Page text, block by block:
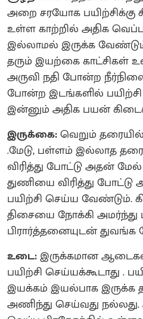
அறை சரயோக பயிற்சிக்கு
உள்ள காற்றில் அதிக
இல்லாமல் இருக்க
தரும் இயற்கை காட்சிகள்
அருவி நதி போன்ற
போன்ற இடங்களில்
இன்னும் அதிக பயன்
இருக்கை:வெறும் தரையில்
.மேடு, பள்ளம் இல்லாத
விரித்து போட்டு அதன்
துணியை விரித்து
பயிற்சி செய்ய வேண்டும்.
திசையை நோக்கி அமர்ந்து
பிரார்த்தனையுடன்
உடை:இருக்கமான
பயிற்சி செய்யக்கூடாது .
இயக்கம் இயல்பாக
அணிந்து செய்வது நல்லது.